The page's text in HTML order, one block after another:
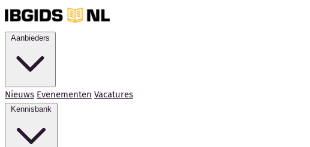
Nieuws Evenementen Vacatures